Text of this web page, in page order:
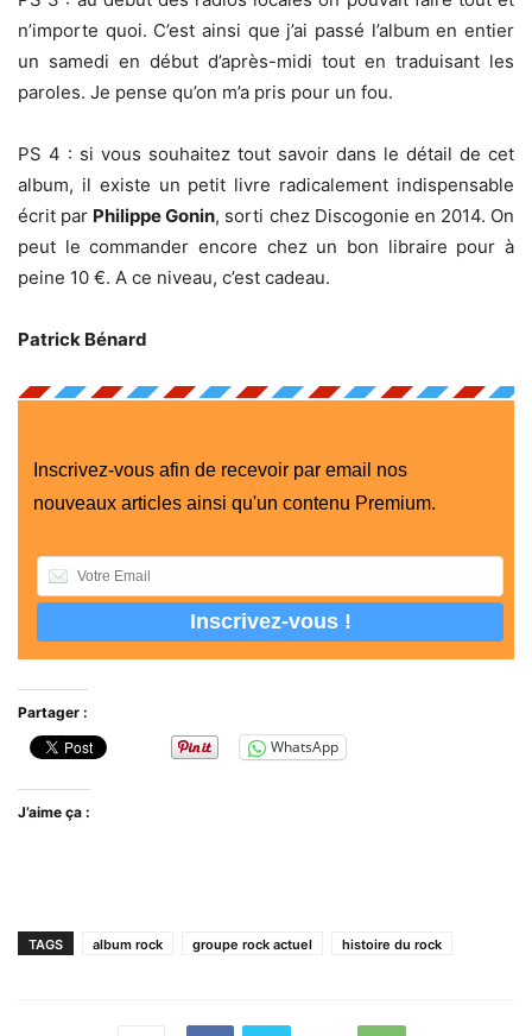
n’importe quoi. C’est ainsi que j’ai passé l’album en entier
un samedi en début d’après-midi tout en traduisant les
paroles. Je pense qu’on m’a pris pour un fou.
PS 4 : si vous souhaitez tout savoir dans le détail de cet
album, il existe un petit livre radicalement indispensable
écrit par Philippe Gonin, sorti chez Discogonie en 2014. On
peut le commander encore chez un bon libraire pour à
peine 10 €. A ce niveau, c’est cadeau.
Patrick Bénard
Inscrivez-vous afin de recevoir par email nos
nouveaux articles ainsi qu'un contenu Premium.
Partager :
WhatsApp
J’aime ça :
TAGS album rock groupe rock actuel histoire du rock